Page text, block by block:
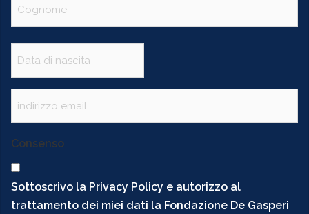
Consenso
Sottoscrivo la Privacy Policy e autorizzo al
trattamento dei miei dati la Fondazione De Gasperi